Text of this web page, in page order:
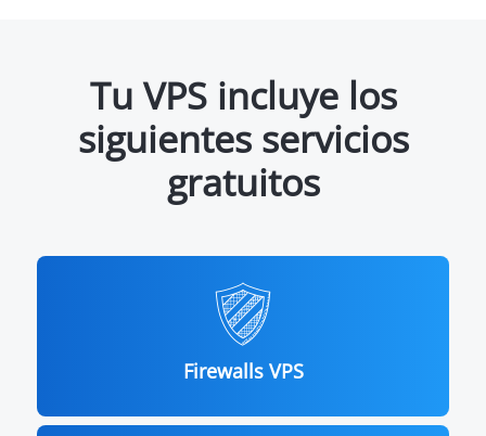
Tu VPS incluye los
siguientes servicios
gratuitos
Firewalls VPS